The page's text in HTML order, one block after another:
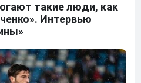
такие люди, как
Интервью